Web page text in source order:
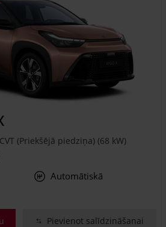
(Priekšējā piedziņa) (68 kW)
Automātiskā
Pievienot salīdzināšanai